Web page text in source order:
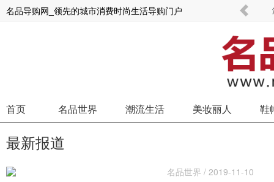
名品导购网_领先的城市消费时尚生活导购门户
京东发布政企服务全景图：提供超200项服务，
首页 名品世界 潮流生活 美妆丽人 鞋
最新报道
名品世界 / 2019-11-10